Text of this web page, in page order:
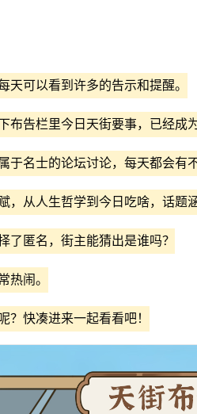
天可以看到许多的告示和提醒。
布告栏里今日天街要事，已经成
于名士的论坛讨论，每天都会有
，从人生哲学到今日吃啥，话题
了匿名，街主能猜出是谁吗？
热闹。
？快凑进来一起看看吧！